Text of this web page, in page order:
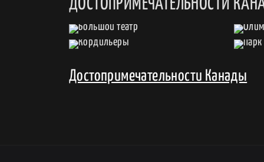
ДОСТОПРИМЕЧАТЕЛЬНОСТИ
Достопримечательности Канады